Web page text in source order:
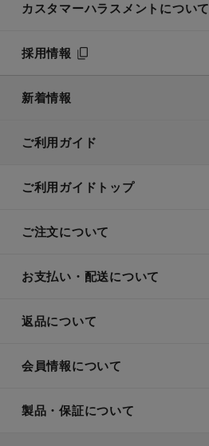
カスタマーハラスメントについて
採用情報
新着情報
ご利用ガイド
ご利用ガイドトップ
ご注文について
お支払い・配送について
返品について
会員情報について
製品・保証について